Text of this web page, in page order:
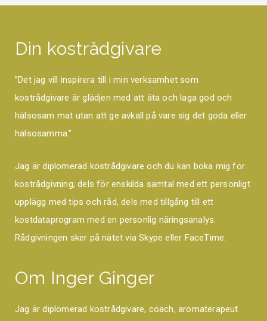
Din kostrådgivare
”Det jag vill inspirera till i min verksamhet som
kostrådgivare är glädjen med att äta och laga god och
hälsosam mat utan att ge avkall på vare sig det goda eller
hälsosamma.”
Jag är diplomerad kostrådgivare och du kan boka mig för
kostrådgivning; dels för enskilda samtal med ett personligt
upplägg med tips och råd, dels med tillgång till ett
kostdataprogram med en personlig näringsanalys.
Rådgivningen sker på nätet via Skype eller FaceTime.
Om Inger Ginger
Jag är diplomerad kostrådgivare, coach, aromaterapeut